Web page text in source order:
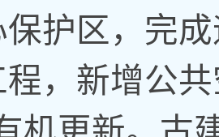
护区，完
，新增公